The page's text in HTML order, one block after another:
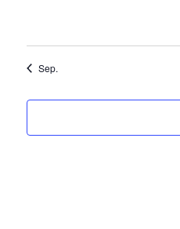
Sep.